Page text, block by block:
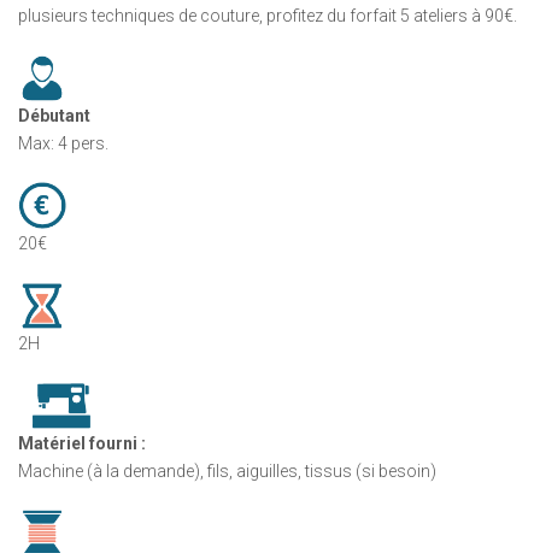
plusieurs techniques de couture, profitez du forfait 5 ateliers à 90€.
Débutant
Max: 4 pers.
20€
2H
Matériel fourni :
Machine (à la demande), fils, aiguilles, tissus (si besoin)